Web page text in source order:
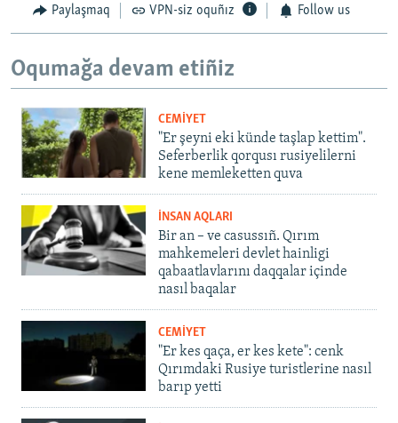
Paylaşmaq VPN-siz oquñız Follow us
Oqumağa devam etiñiz
CEMİYET
"Er şeyni eki künde taşlap kettim".
Seferberlik qorqusı rusiyelilerni
kene memleketten quva
İNSAN AQLARI
Bir an – ve casussıñ. Qırım
mahkemeleri devlet hainligi
qabaatlavlarını daqqalar içinde
nasıl baqalar
CEMİYET
"Er kes qaça, er kes kete": cenk
Qırımdaki Rusiye turistlerine nasıl
barıp yetti